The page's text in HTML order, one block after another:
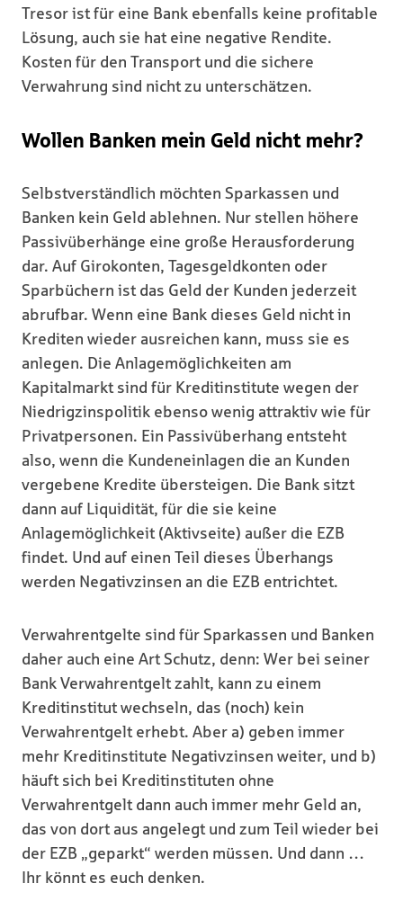
Tresor ist für eine Bank ebenfalls keine profitable
Lösung, auch sie hat eine negative Rendite.
Kosten für den Transport und die sichere
Verwahrung sind nicht zu unterschätzen.
Wollen Banken mein Geld nicht mehr?
Selbstverständlich möchten Sparkassen und
Banken kein Geld ablehnen. Nur stellen höhere
Passivüberhänge eine große Herausforderung
dar. Auf Girokonten, Tagesgeldkonten oder
Sparbüchern ist das Geld der Kunden jederzeit
abrufbar. Wenn eine Bank dieses Geld nicht in
Krediten wieder ausreichen kann, muss sie es
anlegen. Die Anlagemöglichkeiten am
Kapitalmarkt sind für Kreditinstitute wegen der
Niedrigzinspolitik ebenso wenig attraktiv wie für
Privatpersonen. Ein Passivüberhang entsteht
also, wenn die Kundeneinlagen die an Kunden
vergebene Kredite übersteigen. Die Bank sitzt
dann auf Liquidität, für die sie keine
Anlagemöglichkeit (Aktivseite) außer die EZB
findet. Und auf einen Teil dieses Überhangs
werden Negativzinsen an die EZB entrichtet.
Verwahrentgelte sind für Sparkassen und Banken
daher auch eine Art Schutz, denn: Wer bei seiner
Bank Verwahrentgelt zahlt, kann zu einem
Kreditinstitut wechseln, das (noch) kein
Verwahrentgelt erhebt. Aber a) geben immer
mehr Kreditinstitute Negativzinsen weiter, und b)
häuft sich bei Kreditinstituten ohne
Verwahrentgelt dann auch immer mehr Geld an,
das von dort aus angelegt und zum Teil wieder bei
der EZB „geparkt“ werden müssen. Und dann …
Ihr könnt es euch denken.